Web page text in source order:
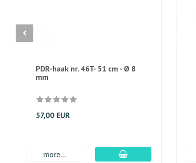
PDR-haak nr. 46T- 51 cm - Ø 8
mm
57,00 EUR
more... In winkelmandje